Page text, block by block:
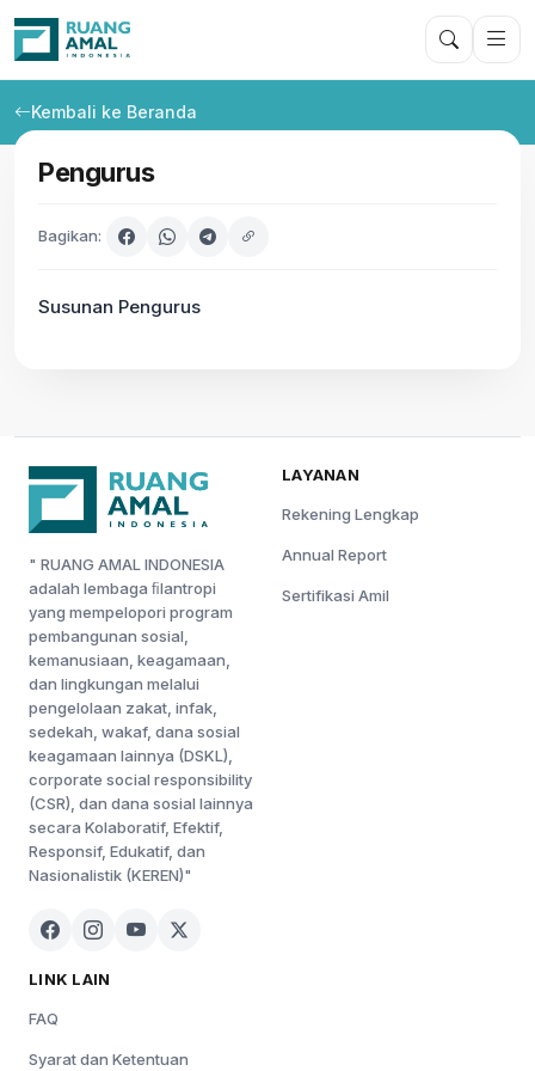
Kembali ke Beranda
Pengurus
Bagikan:
Susunan Pengurus
" RUANG AMAL INDONESIA
adalah lembaga ﬁlantropi
yang mempelopori program
pembangunan sosial,
kemanusiaan, keagamaan,
dan lingkungan melalui
pengelolaan zakat, infak,
sedekah, wakaf, dana sosial
keagamaan lainnya (DSKL),
corporate social responsibility
(CSR), dan dana sosial lainnya
secara Kolaboratif, Efektif,
Responsif, Edukatif, dan
Nasionalistik (KEREN)"
LAYANAN
Rekening Lengkap
Annual Report
Sertifikasi Amil
LINK LAIN
FAQ
Syarat dan Ketentuan